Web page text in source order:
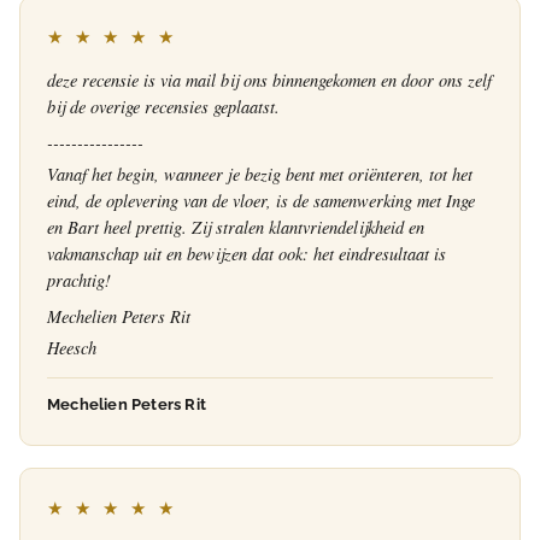
★ ★ ★ ★ ★
deze recensie is via mail bij ons binnengekomen en door ons zelf
bij de overige recensies geplaatst.
----------------
Vanaf het begin, wanneer je bezig bent met oriënteren, tot het
eind, de oplevering van de vloer, is de samenwerking met Inge
en Bart heel prettig. Zij stralen klantvriendelijkheid en
vakmanschap uit en bewijzen dat ook: het eindresultaat is
prachtig!
Mechelien Peters Rit
Heesch
Mechelien Peters Rit
★ ★ ★ ★ ★